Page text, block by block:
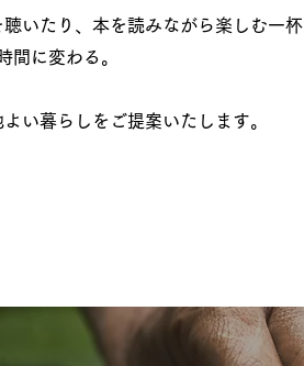
いたり、本を読みながら楽しむ一杯
間に変わる。
い暮らしをご提案いたします。